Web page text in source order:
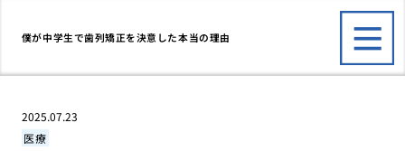
僕が中学生で歯列矯正を決意した本当の理由
2025.07.23
医療